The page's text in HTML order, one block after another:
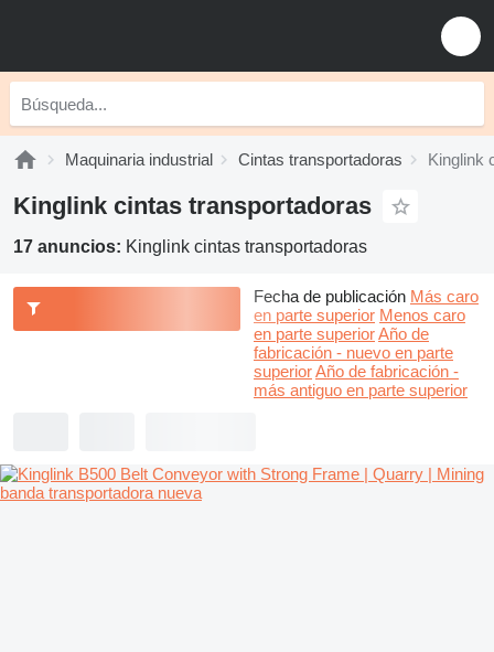
Maquinaria industrial Cintas transportadoras Kinglink
Kinglink cintas transportadoras
17 anuncios: Kinglink cintas transportadoras
Fecha de publicación Más caro
en parte superior Menos caro
en parte superiorAño de
fabricación - nuevo en parte
superiorAño de fabricación -
más antiguo en parte superior